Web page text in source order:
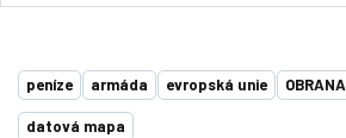
peníze armáda evropská unie OBRANA
datová mapa